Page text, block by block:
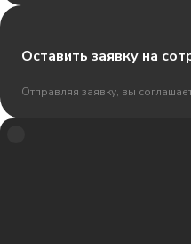
Оставить заявку на
Отправляя заявку, вы